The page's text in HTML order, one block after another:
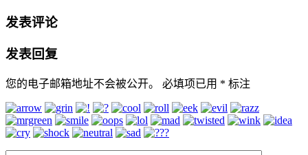
发表评论
发表回复
您的电子邮箱地址不会被公开。 必填项已用 * 标注